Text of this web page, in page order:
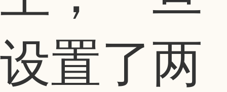
设置了两